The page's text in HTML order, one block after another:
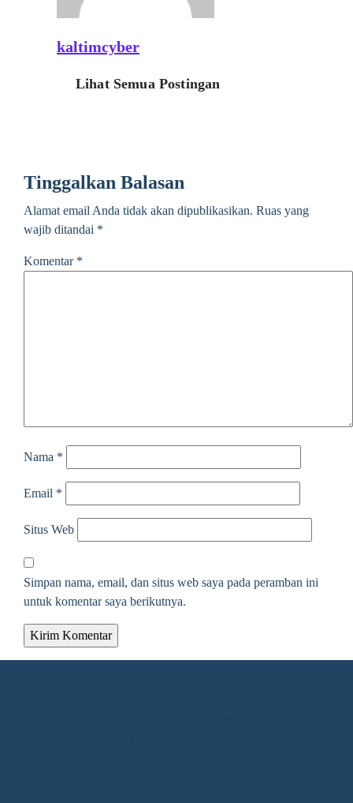
kaltimcyber
Lihat Semua Postingan
Tinggalkan Balasan
Alamat email Anda tidak akan dipublikasikan. Ruas yang
wajib ditandai *
Komentar *
Nama *
Email *
Situs Web
Simpan nama, email, dan situs web saya pada peramban ini
untuk komentar saya berikutnya.